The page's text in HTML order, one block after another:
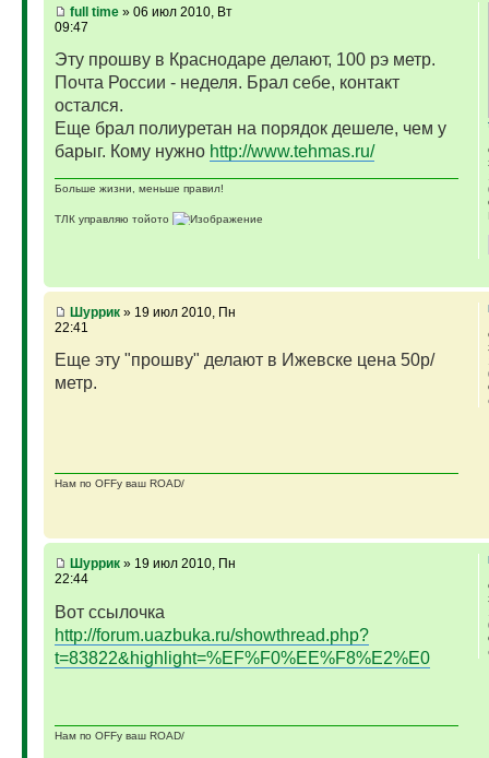
full time» 06 июл 2010, Вт
09:47
Эту прошву в Краснодаре делают, 100 рэ метр.
Почта России - неделя. Брал себе, контакт
остался.
Еще брал полиуретан на порядок дешеле, чем у
барыг. Кому нужно http://www.tehmas.ru/
Больше жизни, меньше правил!
ТЛК управляю тойото
Шуррик» 19 июл 2010, Пн
22:41
Еще эту "прошву" делают в Ижевске цена 50р/
метр.
Нам по OFFу ваш ROAD/
Шуррик» 19 июл 2010, Пн
22:44
Вот ссылочка
http://forum.uazbuka.ru/showthread.php?
t=83822&highlight=%EF%F0%EE%F8%E2%E0
Нам по OFFу ваш ROAD/